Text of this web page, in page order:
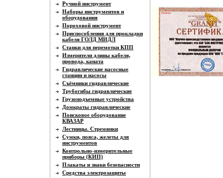
Ручной инструмент
Наборы инструментов и
оборудования
Пороховой инструмент
Приспособления для прокладки
кабеля ГОЛД МИДЛ
Станки для перемотки КПП
Измерители длины кабеля,
провода, каната
Гидравлические насосные
станции и насосы
Съёмники гидравлические
Трубогибы гидравлические
Грузоподъемные устройства
Домкраты гидравлические
Поисковое оборудование
КВАЗАР
Лестницы. Стремянки
Сумки, пояса, желеты для
инструментов
Контрольно-измерительные
приборы (КИП)
Плакаты и знаки безопасности
Средства электрозащиты